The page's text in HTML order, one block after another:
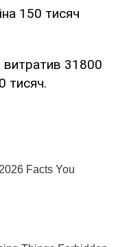
150 тисяч
витратив 31800
тисяч.